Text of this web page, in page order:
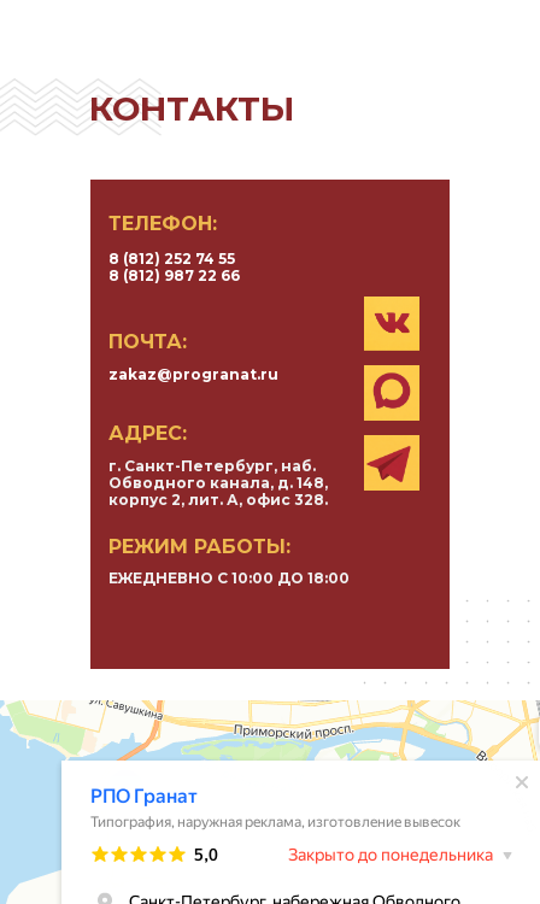
8 (812) 252 74 55
8 (812) 987 22 66
ТЕЛЕФОН:
КОНТАКТЫ
zakaz@progranat.ru
ПОЧТА:
г. Санкт-Петербург, наб.
Обводного канала, д. 148,
корпус 2, лит. А, офис 328.
АДРЕС:
ЕЖЕДНЕВНО С 10:00 ДО 18:00
РЕЖИМ РАБОТЫ: